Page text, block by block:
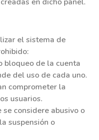
el sistema de
bloqueo de la cuenta
del uso de cada uno.
comprometer la
usuarios.
considere abusivo o
suspensión o